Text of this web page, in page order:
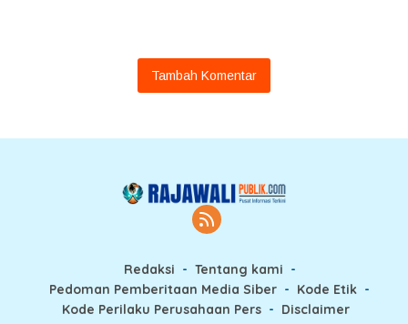
Tambah Komentar
Redaksi
Tentang kami
Pedoman Pemberitaan Media Siber
Kode Etik
Kode Perilaku Perusahaan Pers
Disclaimer